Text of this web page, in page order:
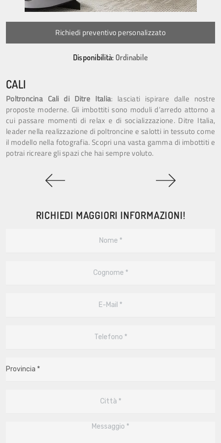
Richiedi preventivo personalizzato
Disponibilità: Ordinabile
CALI
Poltroncina Cali di Ditre Italia: lasciati ispirare dalle nostre
proposte moderne. Gli imbottiti sono moduli d’arredo attorno a
cui passare momenti di relax e di socializzazione. Ditre Italia,
leader nella realizzazione di poltroncine e salotti in tessuto come
il modello nella fotografia. Scopri una vasta gamma di imbottiti e
potrai ricreare gli spazi che hai sempre voluto.
RICHIEDI MAGGIORI INFORMAZIONI!